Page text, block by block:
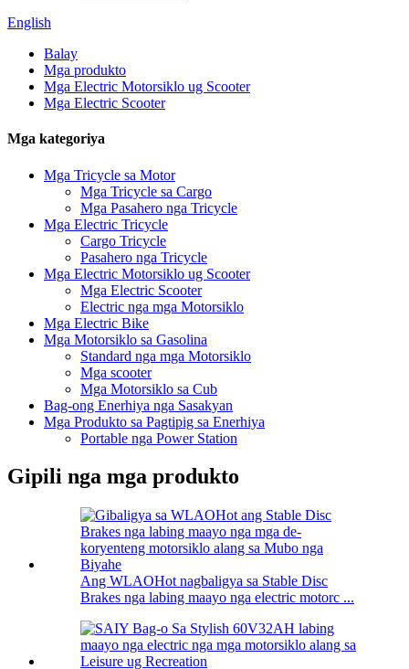
English
Balay
Mga produkto
Mga Electric Motorsiklo ug Scooter
Mga Electric Scooter
Mga kategoriya
Mga Tricycle sa Motor
Mga Tricycle sa Cargo
Mga Pasahero nga Tricycle
Mga Electric Tricycle
Cargo Tricycle
Pasahero nga Tricycle
Mga Electric Motorsiklo ug Scooter
Mga Electric Scooter
Electric nga mga Motorsiklo
Mga Electric Bike
Mga Motorsiklo sa Gasolina
Standard nga mga Motorsiklo
Mga scooter
Mga Motorsiklo sa Cub
Bag-ong Enerhiya nga Sasakyan
Mga Produkto sa Pagtipig sa Enerhiya
Portable nga Power Station
Gipili nga mga produkto
Ang WLAOHot nagbaligya sa Stable Disc
Brakes nga labing maayo nga electric motorc ...